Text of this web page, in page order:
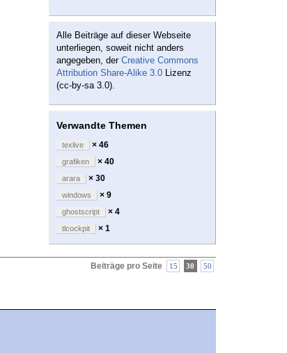
Alle Beiträge auf dieser Webseite
unterliegen, soweit nicht anders
angegeben, der Creative Commons
Attribution Share-Alike 3.0 Lizenz
(cc-by-sa 3.0).
Verwandte Themen
texlive × 46
grafiken × 40
arara × 30
windows × 9
ghostscript × 4
tlcockpit × 1
Beiträge pro Seite 15 30 50